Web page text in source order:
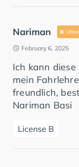
Nariman
February 6, 2025
Ich kann
mein
freundlich,
Nariman Basi
License B